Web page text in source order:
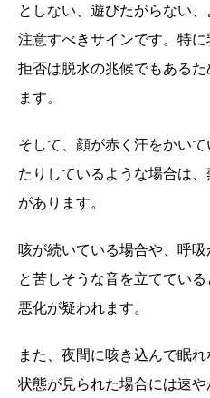
としない、遊びたがらない、
注意すべきサインです。特
拒否は脱水の兆候でもある
ます。
そして、顔が赤く汗をかい
たりしているような場合は
があります。
咳が続いている場合や、呼
と苦しそうな音を立ててい
悪化が疑われます。
また、夜間に咳き込んで眠
状態が見られた場合には速や